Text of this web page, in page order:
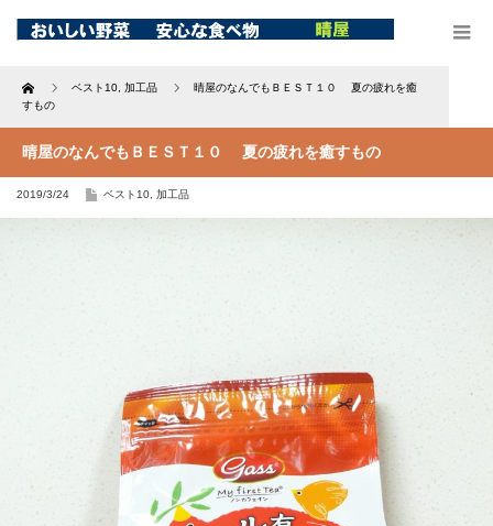
Home ベスト10 加工品
晴屋のなんでもＢＥＳＴ１０ 夏の疲れを癒
すもの
晴屋のなんでもＢＥＳＴ１０ 夏の疲れを癒すもの
2019/3/24 ベスト10 加工品